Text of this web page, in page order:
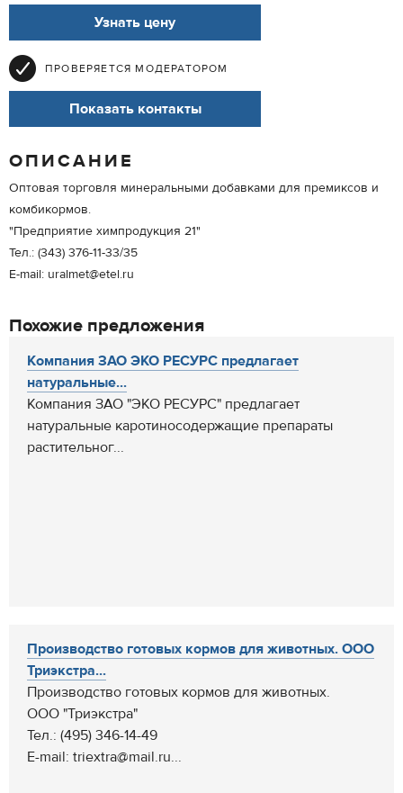
Узнать цену
ПРОВЕРЯЕТСЯ МОДЕРАТОРОМ
Показать контакты
ОПИСАНИЕ
Оптовая торговля минеральными добавками для премиксов и
комбикормов.
"Предприятие химпродукция 21"
Тел.: (343) 376-11-33/35
E-mail: uralmet@etel.ru
Похожие предложения
Компания ЗАО ЭКО РЕСУРС предлагает
натуральные...
Компания ЗАО "ЭКО РЕСУРС" предлагает
натуральные каротиносодержащие препараты
растительног...
Производство готовых кормов для животных. ООО
Триэкстра...
Производство готовых кормов для животных.
ООО "Триэкстра"
Тел.: (495) 346-14-49
E-mail: triextra@mail.ru...